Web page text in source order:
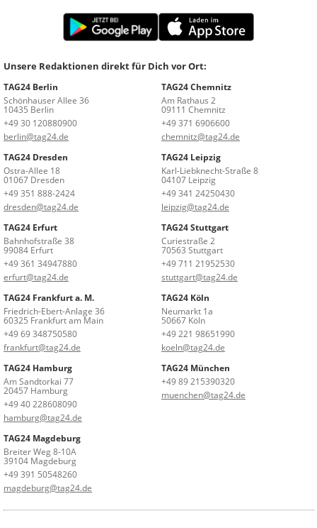
Unsere Redaktionen direkt für Dich vor Ort:
TAG24 Berlin
Schönhauser Allee 36
10435 Berlin
+49 30 120880900
berlin@tag24.de
TAG24 Chemnitz
Am Rathaus 2
09111 Chemnitz
+49 371 6906600
chemnitz@tag24.de
TAG24 Dresden
Ostra-Allee 18
01067 Dresden
+49 351 888-2424
dresden@tag24.de
TAG24 Leipzig
Karl-Liebknecht-Straße 8
04107 Leipzig
+49 341 24250430
leipzig@tag24.de
TAG24 Erfurt
Bahnhofstraße 38
99084 Erfurt
+49 361 34947880
erfurt@tag24.de
TAG24 Stuttgart
Curiestraße 2
70563 Stuttgart
+49 711 21952530
stuttgart@tag24.de
TAG24 Frankfurt a. M.
Friedrich-Ebert-Anlage 36
60325 Frankfurt am Main
+49 69 348750580
frankfurt@tag24.de
TAG24 Köln
Neumarkt 1a
50667 Köln
+49 221 98651990
koeln@tag24.de
TAG24 Hamburg
Am Sandtorkai 77
20457 Hamburg
+49 40 228608090
hamburg@tag24.de
TAG24 München
+49 89 215390320
muenchen@tag24.de
TAG24 Magdeburg
Breiter Weg 8-10A
39104 Magdeburg
+49 391 50548260
magdeburg@tag24.de